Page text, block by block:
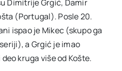
Dimitrije Grgić, Damir
(Portugal). Posle 20.
ispao je Mikec (skupo ga
a Grgić je imao
kruga više od Košte.